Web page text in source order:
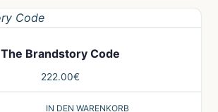
The Brandstory Code
222.00€
IN DEN WARENKORB